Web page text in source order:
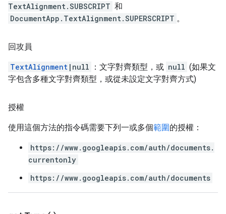
TextAlignment.SUBSCRIPT 和
DocumentApp.TextAlignment.SUPERSCRIPT 。
回攻員
TextAlignment |null ：文字對齊類型，或 null (如果文
字包含多種文字對齊類型，或從未設定文字對齊方式)
授權
使用這個方法的指令碼需要下列一或多個範圍的授權：
https://www.googleapis.com/auth/documents.
currentonly
https://www.googleapis.com/auth/documents